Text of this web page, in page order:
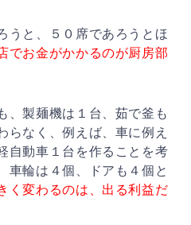
うと、５０席であろうとほ
でお金がかかるのが厨房部
、製麺機は１台、茹で釜も
らなく、例えば、車に例え
自動車１台を作ることを考
車輪は４個、ドアも４個と
く変わるのは、出る利益だ